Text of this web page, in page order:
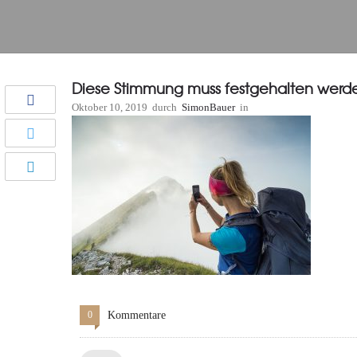
Diese Stimmung muss festgehalten
Oktober 10, 2019 durch SimonBauer in
0 Kommentare